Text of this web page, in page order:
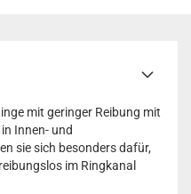
mit geringer Reibung mit
Innen- und
sie sich besonders dafür,
im Ringkanal